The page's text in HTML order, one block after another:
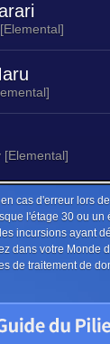
[Elemental]
cas d'erreur lors
l'étage 30 ou un
incursions ayant
dans votre
de traitement de